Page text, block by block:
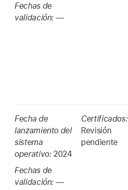
Fechas de
validación: —
Fecha de
lanzamiento del
sistema
operativo: 2024
Fechas de
validación: —
Certificados:
Revisión
pendiente